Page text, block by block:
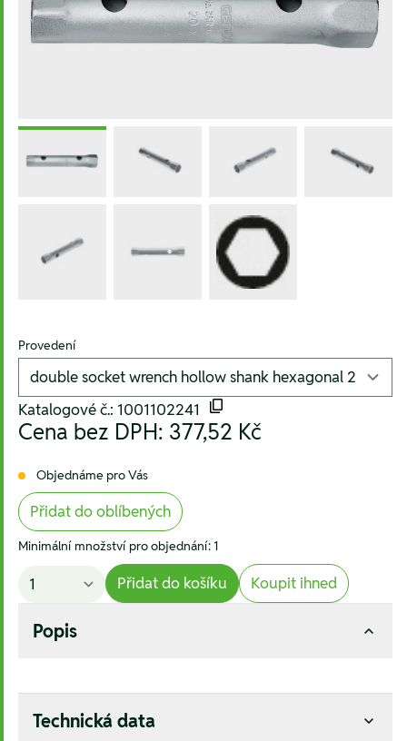
Provedení
Katalogové č.: 1001102241
Cena bez DPH: 377,52 Kč
Objednáme pro Vás
Přidat do oblíbených
Minimální množství pro objednání: 1
Přidat do košíku Koupit ihned
Popis
Technická data